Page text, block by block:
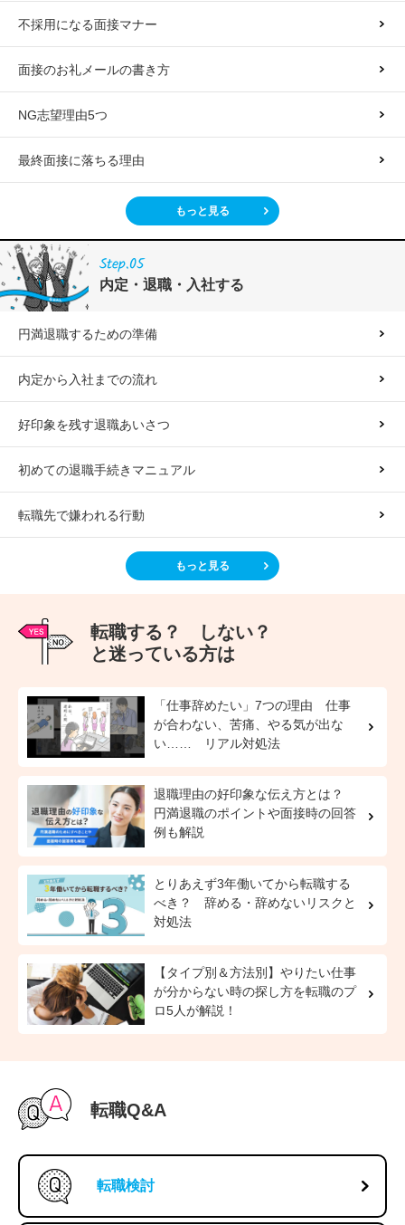
不採用になる面接マナー
面接のお礼メールの書き方
NG志望理由5つ
最終面接に落ちる理由
もっと見る
内定・退職・入社する
円満退職するための準備
内定から入社までの流れ
好印象を残す退職あいさつ
初めての退職手続きマニュアル
転職先で嫌われる行動
もっと見る
転職する？ しない？
と迷っている方は
「仕事辞めたい」7つの理由 仕事
が合わない、苦痛、やる気が出な
い…… リアル対処法
退職理由の好印象な伝え方とは？
円満退職のポイントや面接時の回答
例も解説
とりあえず3年働いてから転職する
べき？ 辞める・辞めないリスクと
対処法
【タイプ別＆方法別】やりたい仕事
が分からない時の探し方を転職のプ
ロ5人が解説！
転職Q&A
転職検討